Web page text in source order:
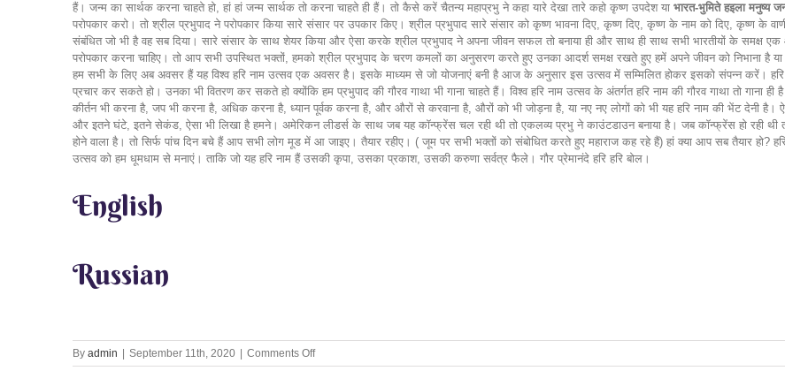
हैं। जन्म का सार्थक करना चाहते हो, हां हां जन्म सार्थक तो करना चाहते ही हैं। तो कैसे करें चैतन्य महाप्रभु ने कहा यारे देखा तारे कहो कृष्ण उपदेश या भारत-भुमिते हइला मनुष्य
परोपकार करो। तो श्रील प्रभुपाद ने परोपकार किया सारे संसार पर उपकार किए। श्रील प्रभुपाद सारे संसार को कृष्ण भावना दिए, कृष्ण दिए, कृष्ण के नाम को दिए, कृष्ण
संबंधित जो भी है वह सब दिया। सारे संसार के साथ शेयर किया और ऐसा करके श्रील प्रभुपाद ने अपना जीवन सफल तो बनाया ही और साथ ही साथ सभी भारतीयों के समक्ष एक
परोपकार करना चाहिए। तो आप सभी उपस्थित भक्तों, हमको श्रील प्रभुपाद के चरण कमलों का अनुसरण करते हुए उनका आदर्श समक्ष रखते हुए हमें अपने जीवन को निभाना है
हम सभी के लिए अब अवसर हैं यह विश्व हरि नाम उत्सव एक अवसर है। इसके माध्यम से जो योजनाएं बनी है आज के अनुसार इस उत्सव में सम्मिलित होकर इसको संपन्न करें। हरि
प्रचार कर सकते हो। उनका भी वितरण कर सकते हो क्योंकि हम प्रभुपाद की गौरव गाथा भी गाना चाहते हैं। विश्व हरि नाम उत्सव के अंतर्गत हरि नाम की गौरव गाथा तो गाना ही
कीर्तन भी करना है, जप भी करना है, अधिक करना है, ध्यान पूर्वक करना है, और औरों से करवाना है, औरों को भी जोड़ना है, या नए नए लोगों को भी यह हरि नाम की भेंट देनी है।
और इतने घंटे, इतने सेकंड, ऐसा भी लिखा है हमने। अमेरिकन लीडर्स के साथ जब यह कॉन्फ्रेंस चल रही थी तो एकलव्य प्रभु ने काउंटडाउन बनाया है। जब कॉन्फ्रेंस हो रही
होने वाला है। तो सिर्फ पांच दिन बचे हैं आप सभी लोग मूड में आ जाइए। तैयार रहीए। ( जूम पर सभी भक्तों को संबोधित करते हुए महाराज कह रहे हैं) हां क्या आप सब तैयार हो?
उत्सव को हम धूमधाम से मनाएं। ताकि जो यह हरि नाम हैं उसकी कृपा, उसका प्रकाश, उसकी करुणा सर्वत्र फैले। गौर प्रेमानंदे हरि हरि बोल।
English
Russian
By admin September 11th, 2020 Comments Offon
Home